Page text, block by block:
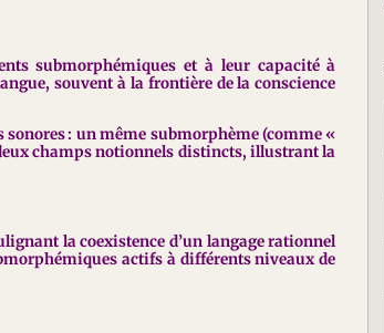
submorphémiques et à leur capacité à
souvent à la frontière de la conscience
: un même submorphème (comme «
champs notionnels distincts, illustrant la
la coexistence d’un langage rationnel
actifs à différents niveaux de